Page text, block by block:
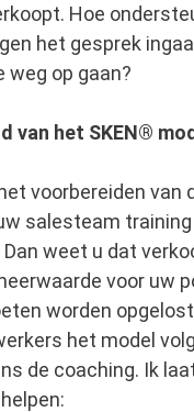
Hoe
het gesprek
weg op gaan?
van het SKEN®
voorbereiden van
salesteam
weet u dat
voor uw
worden
het model
de coaching. Ik